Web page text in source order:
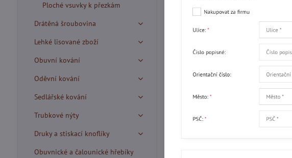
Více z kategorie
Ploché vsuvky k přezkám
Drátěná šroubovina
Lehké lisované zboží
Obuvní kování
Oděvní kování
Sedlářské kování
Trubkové nýty
Druky a stiskací knoflíky
Obuvnické a čalounické hřebíky